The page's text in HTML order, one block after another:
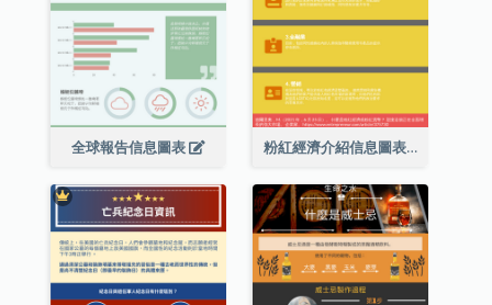
全球報告信息圖表 粉紅經濟介紹信息圖表